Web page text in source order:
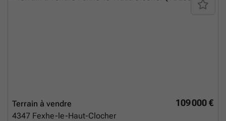
109 000 €
Terrain à vendre
4347 Fexhe-le-Haut-Clocher